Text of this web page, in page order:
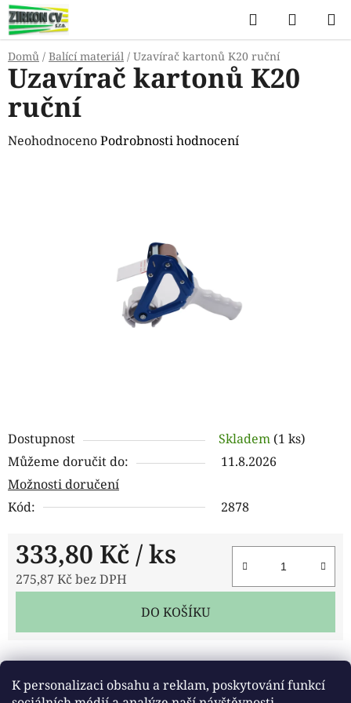
K personalizaci obsahu a reklam, poskytování funkcí
Přejít
na
obsah
Hledat
KOŠÍK
Domů / Balící materiál / Uzavírač kartonů K20 ruční
Dostupnost Skladem (1 ks)
Můžeme doručit do:
11.8.2026
Možnosti doručení
Kód:
2878
333,80 Kč / ks
275,87 Kč bez DPH
DO KOŠÍKU
Uzavírač kartonů K20
ruční
Průměrné
NeohodnocenoPodrobnosti hodnocení